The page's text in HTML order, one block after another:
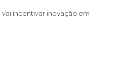
incentivar inovação em